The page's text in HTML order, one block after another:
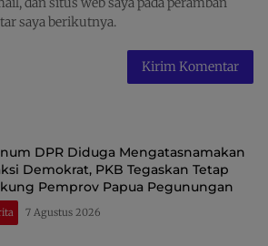
saya berikutnya.
DPR Diduga Mengatasnamakan
Demokrat, PKB Tegaskan Tetap
Pemprov Papua Pegunungan
7 Agustus 2026